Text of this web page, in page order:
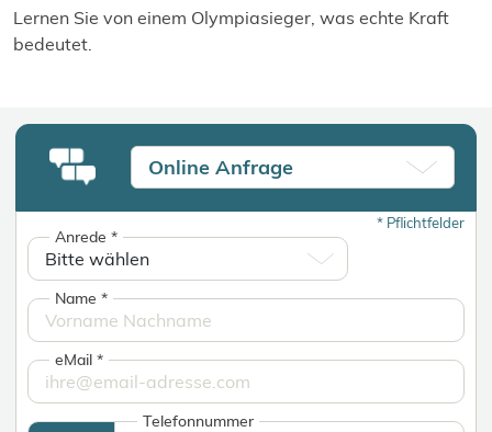
Lernen Sie von einem Olympiasieger, was echte Kraft
bedeutet.
Online Anfrage
*Pflichtfelder
Anrede*
Name*
eMail*
Telefonnummer